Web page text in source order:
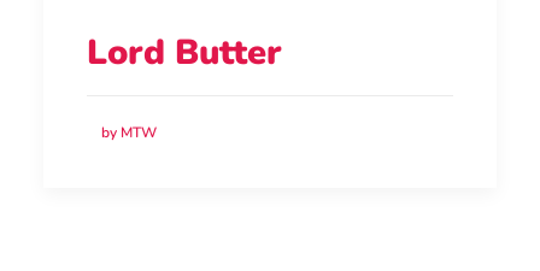
Lord Butter
by MTW